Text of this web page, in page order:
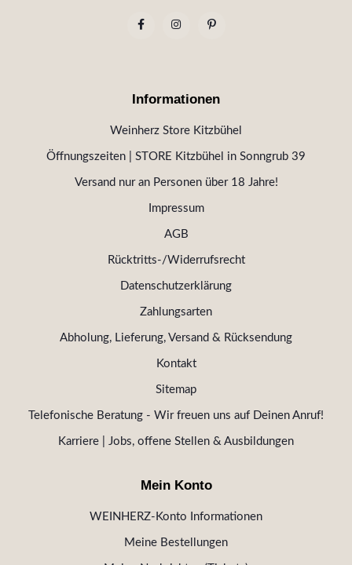
Informationen
Weinherz Store Kitzbühel
Öffnungszeiten | STORE Kitzbühel in Sonngrub 39
Versand nur an Personen über 18 Jahre!
Impressum
AGB
Rücktritts-/Widerrufsrecht
Datenschutzerklärung
Zahlungsarten
Abholung, Lieferung, Versand & Rücksendung
Kontakt
Sitemap
Telefonische Beratung - Wir freuen uns auf Deinen Anruf!
Karriere | Jobs, offene Stellen & Ausbildungen
Mein Konto
WEINHERZ-Konto Informationen
Meine Bestellungen